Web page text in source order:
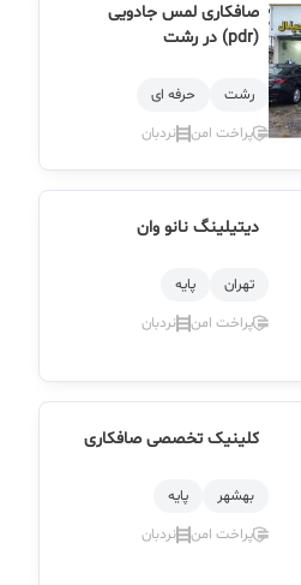
صافکاری لمس جادویی
(pdr) در رشت
رشت
حرفه ای
پراخت امن
نردبان
دیتیلینگ نانو وان
تهران
پایه
پراخت امن
نردبان
کلینیک تخصصی صافکاری
بهشهر
پایه
پراخت امن
نردبان